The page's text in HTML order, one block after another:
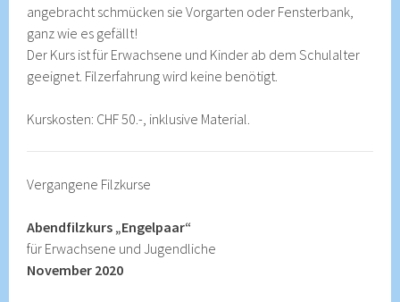
angebracht schmücken sie Vorgarten oder Fensterbank,
ganz wie es gefällt!
Der Kurs ist für Erwachsene und Kinder ab dem Schulalter
geeignet. Filzerfahrung wird keine benötigt.
Kurskosten: CHF 50.-, inklusive Material.
Vergangene Filzkurse
Abendfilzkurs „Engelpaar“
für Erwachsene und Jugendliche
November 2020